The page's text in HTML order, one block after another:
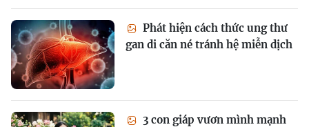
Phát hiện cách thức ung thư
gan di căn né tránh hệ miễn dịch
3 con giáp vươn mình mạnh